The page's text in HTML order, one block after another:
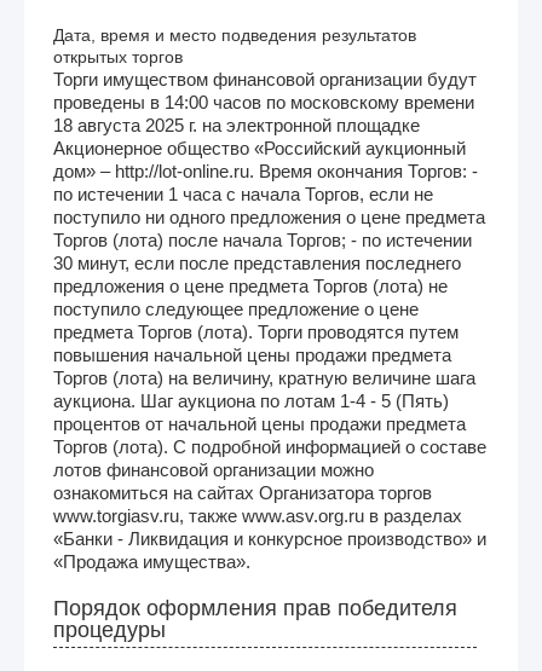
Дата, время и место подведения результатов
открытых торгов
Торги имуществом финансовой организации будут
проведены в 14:00 часов по московскому времени
18 августа 2025 г. на электронной площадке
Акционерное общество «Российский аукционный
дом» – http://lot-online.ru. Время окончания Торгов: -
по истечении 1 часа с начала Торгов, если не
поступило ни одного предложения о цене предмета
Торгов (лота) после начала Торгов; - по истечении
30 минут, если после представления последнего
предложения о цене предмета Торгов (лота) не
поступило следующее предложение о цене
предмета Торгов (лота). Торги проводятся путем
повышения начальной цены продажи предмета
Торгов (лота) на величину, кратную величине шага
аукциона. Шаг аукциона по лотам 1-4 - 5 (Пять)
процентов от начальной цены продажи предмета
Торгов (лота). С подробной информацией о составе
лотов финансовой организации можно
ознакомиться на сайтах Организатора торгов
www.torgiasv.ru, также www.asv.org.ru в разделах
«Банки - Ликвидация и конкурсное производство» и
«Продажа имущества».
Порядок оформления прав победителя
процедуры